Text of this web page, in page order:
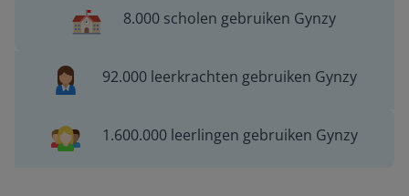
8.000 scholen gebruiken Gynzy
92.000 leerkrachten gebruiken Gynzy
1.600.000 leerlingen gebruiken Gynzy